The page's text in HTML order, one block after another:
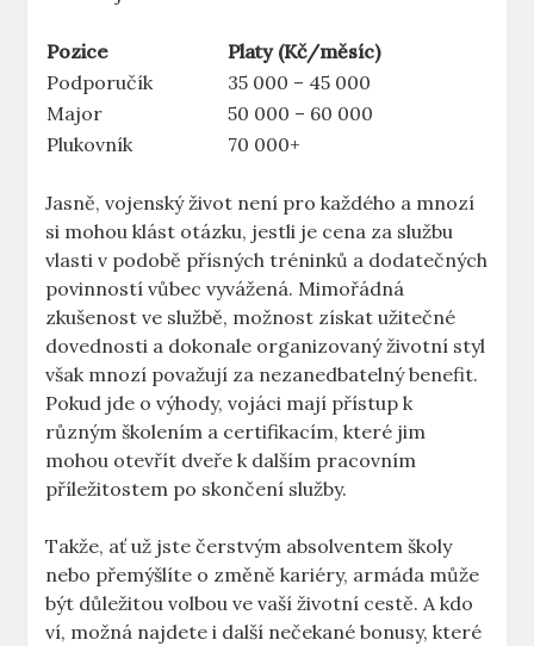
Pozice
Platy (Kč/měsíc)
Podporučík
35 000 – 45 000
Major
50 000 – 60 000
Plukovník
70 000+
Jasně, vojenský život není pro každého a mnozí
si mohou klást otázku, jestli je cena za službu
vlasti v podobě přísných tréninků a dodatečných
povinností vůbec vyvážená. Mimořádná
zkušenost ve službě, možnost získat užitečné
dovednosti a dokonale organizovaný životní styl
však mnozí považují za nezanedbatelný benefit.
Pokud jde o výhody, vojáci mají přístup k
různým školením a certifikacím, které jim
mohou otevřít dveře k dalším pracovním
příležitostem po skončení služby.
Takže, ať už jste čerstvým absolventem školy
nebo přemýšlíte o změně kariéry, armáda může
být důležitou volbou ve vaší životní cestě. A kdo
ví, možná najdete i další nečekané bonusy, které